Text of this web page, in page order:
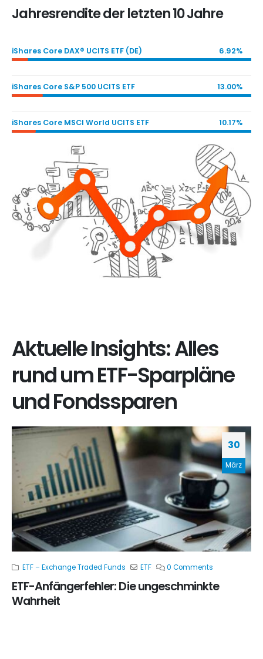
Jahresrendite der letzten 10 Jahre
iShares Core DAX® UCITS ETF (DE) 6.92%
iShares Core S&P 500 UCITS ETF 13.00%
iShares Core MSCI World UCITS ETF 10.17%
Aktuelle Insights: Alles
rund um ETF-Sparpläne
und Fondssparen
30
März
ETF – Exchange Traded Funds ETF 0 Comments
ETF-Anfängerfehler: Die ungeschminkte
Wahrheit